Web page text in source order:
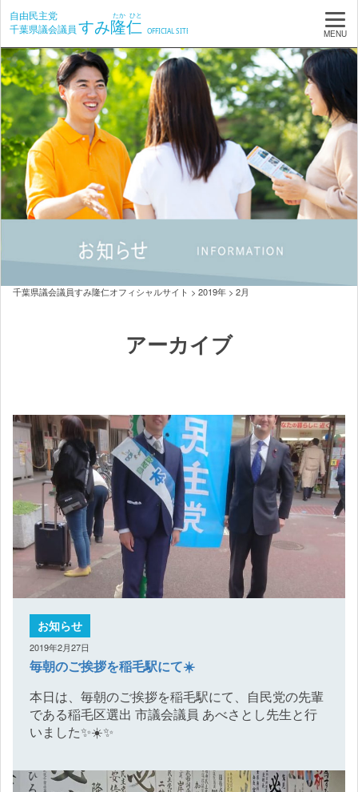
MENU
千葉県議会議員すみ隆仁オフィシャルサイト > 2019年 > 2月
アーカイブ
お知らせ
2019年2月27日
毎朝のご挨拶を稲毛駅にて☀️
本日は、毎朝のご挨拶を稲毛駅にて、自民党の先輩
である稲毛区選出 市議会議員 あべさとし先生と行
いました✨☀️✨